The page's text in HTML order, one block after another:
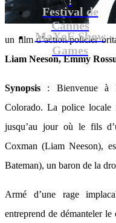
Festival de
Cannes
MaXoE Show
Games
un film d’action/policier
Liam Neeson, Emmy
Synopsis : Bienvenue à
Colorado. La police locale
jusqu’au jour où le fils
Coxman (Liam Neeson),
Bateman), un baron de la
Armé d’une rage
entreprend de démanteler